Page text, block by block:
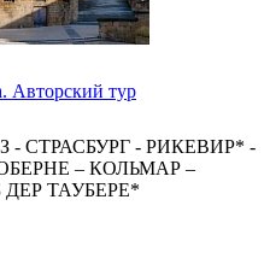
Авторский тур
СТРАСБУРГ - РИКЕВИР* -
– КОЛЬМАР –
ТАУБЕРЕ*